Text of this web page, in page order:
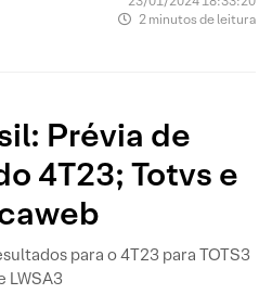
2 minutos de leitura
Prévia de
4T23; Totvs e
para o 4T23 para TOTS3
LWSA3